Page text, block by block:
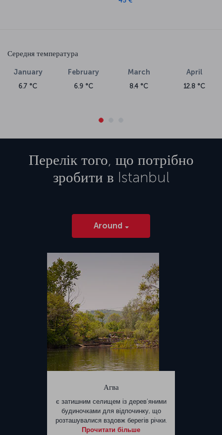
Середня температура
January
6.7 °C
February
6.9 °C
March
8.4 °C
April
12.8 °C
Перелік того, що потрібно
зробити в Istanbul
Around
Агва
є затишним селищем із дерев’яними
будиночками для відпочинку, що
розташувалися вздовж берегів річки.
Прочитати більше